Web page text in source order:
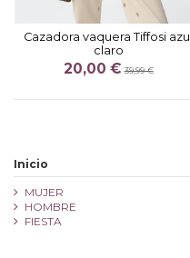
Cazadora vaquera Tiffosi azul
claro
20,00 €39,99 €
Inicio
MUJER
HOMBRE
FIESTA